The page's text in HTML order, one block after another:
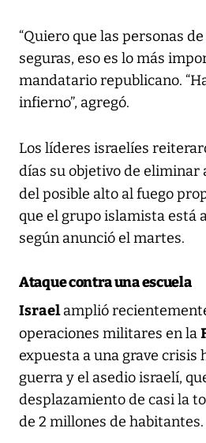
“Quiero que las personas de
seguras, eso es lo más
mandatario republicano.
infierno”, agregó.
Los líderes israelíes
días su objetivo de eliminar
del posible alto al fuego
que el grupo islamista está
según anunció el martes.
Ataque contra una escuela
Israelamplió
operaciones militares en la
expuesta a una grave
guerra y el asedio israelí,
desplazamiento de casi la
de 2 millones de habitantes.